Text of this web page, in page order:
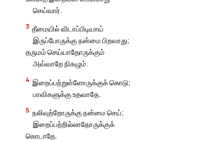
செய்வார்.
3 தீமையில் விடாப்பிடியாய்
இருப்போருக்கு நன்மை பிறவாது;
தருமம் செய்யாதோருக்கும்
அவ்வாறே நிகழும்.
4 இறைப்பற்றுள்ளோருக்குக் கொடு;
பாவிகளுக்கு உதவாதே.
5 நலிவுற்றோருக்கு நன்மை செய்;
இறைப்பற்றில்லாதோருக்குக்
கொடாதே.